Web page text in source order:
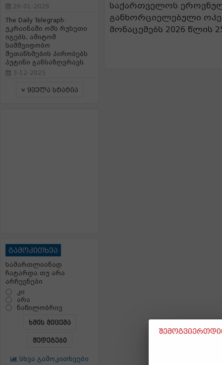
26-01-2026
The Daily Telegraph:
უკრაინაში ომს რუსეთი
იგებს, ამიტომ
სამშვიდობო
შეთანხმების პირობებს
პუტინი განსაზღვრავს
3-12-2025
ყველა სტატია
გამოკითხვა
სამართლიანად
ჩატარდა თუ არა
არჩევნები
კი
არა
ნაწილობრივ
ხმის მიცემა
შედეგები
სხვა გამოკითხვები
საქართველოს
განხორციელებული
მონაცემებს 2026 წლის